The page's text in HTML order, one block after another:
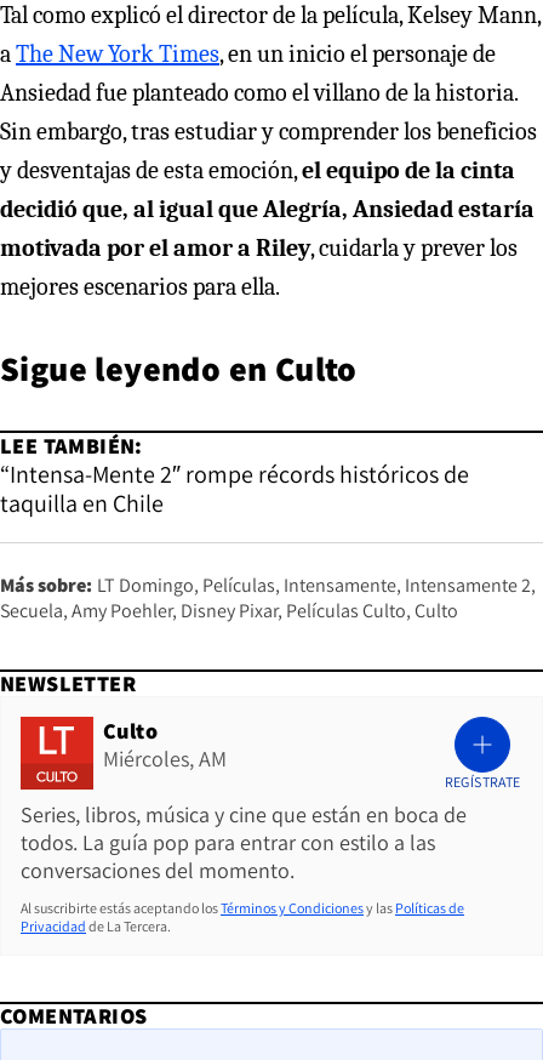
Tal como explicó el director de la película, Kelsey Mann,
aThe New York Times, en un inicio el personaje de
Ansiedad fue planteado como el villano de la historia.
Sin embargo, tras estudiar y comprender los beneficios
y desventajas de esta emoción,el equipo de la cinta
decidió que, al igual que Alegría, Ansiedad estaría
motivada por el amor a Riley, cuidarla y prever los
mejores escenarios para ella.
Sigue leyendo en Culto
LEE TAMBIÉN:
“Intensa-Mente 2″ rompe récords históricos de
taquilla en Chile
Más sobre: LT Domingo Películas Intensamente Intensamente 2
Secuela Amy Poehler Disney Pixar Películas Culto Culto
NEWSLETTER
Culto
Miércoles, AM
Series, libros, música y cine que están en boca de
todos. La guía pop para entrar con estilo a las
conversaciones del momento.
REGÍSTRATE
Al suscribirte estás aceptando losTérminos y Condicionesy las Políticas de
Privacidad de La Tercera.
COMENTARIOS